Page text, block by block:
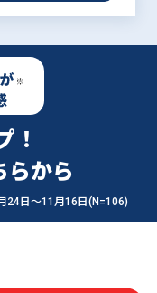
！
らから
24日〜11月16日(N=106)